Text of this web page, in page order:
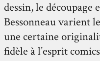
dessin, le découpage
Bessonneau varient
une certaine
fidèle à l’esprit